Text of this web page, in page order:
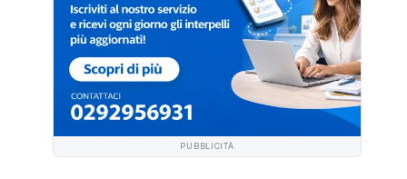
PUBBLICITÀ